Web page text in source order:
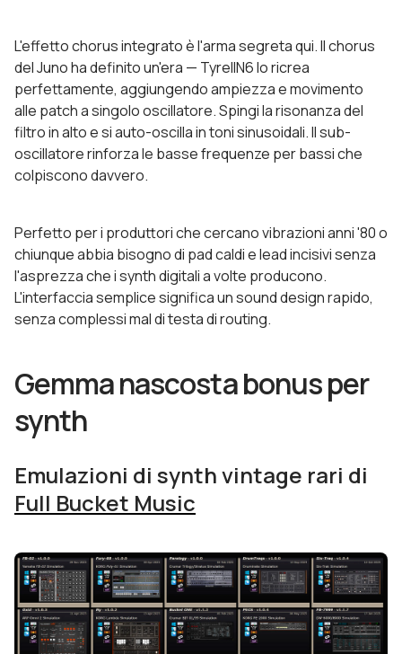
L'effetto chorus integrato è l'arma segreta qui. Il chorus
del Juno ha definito un'era — TyrellN6 lo ricrea
perfettamente, aggiungendo ampiezza e movimento
alle patch a singolo oscillatore. Spingi la risonanza del
filtro in alto e si auto-oscilla in toni sinusoidali. Il sub-
oscillatore rinforza le basse frequenze per bassi che
colpiscono davvero.
Perfetto per i produttori che cercano vibrazioni anni '80 o
chiunque abbia bisogno di pad caldi e lead incisivi senza
l'asprezza che i synth digitali a volte producono.
L'interfaccia semplice significa un sound design rapido,
senza complessi mal di testa di routing.
Gemma nascosta bonus per
synth
Emulazioni di synth vintage rari di
Full Bucket Music